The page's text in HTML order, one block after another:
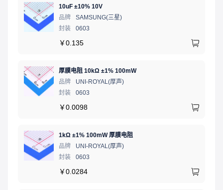
10uF ±10% 10V
品牌
SAMSUNG(三星)
封装
0603
￥0.135
厚膜电阻 10kΩ ±1% 100mW
品牌
UNI-ROYAL(厚声)
封装
0603
￥0.0098
1kΩ ±1% 100mW 厚膜电阻
品牌
UNI-ROYAL(厚声)
封装
0603
￥0.0284